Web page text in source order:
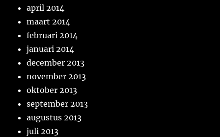
april 2014
maart 2014
februari 2014
januari 2014
december 2013
november 2013
oktober 2013
september 2013
augustus 2013
juli 2013